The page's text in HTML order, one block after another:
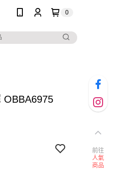
0
OBBA6975
前往
人氣
商品